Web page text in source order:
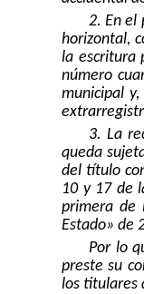
2. En el
horizontal,
la escritura
número
municipal
3. La
queda
del título
10 y 17 de
primera de
Estado» de
Por lo
preste su
los titulares